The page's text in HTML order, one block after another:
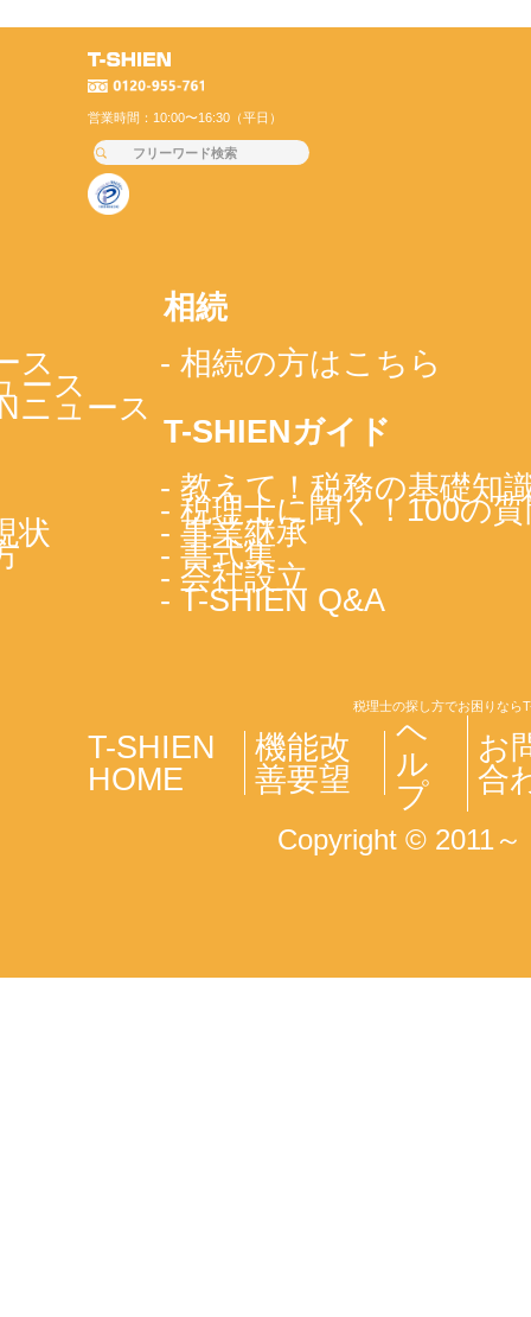
営業時間：10:00〜16:30（平日）
ス
ース
ニュース
状
相続
- 相続の方はこちら
T-SHIENガイド
- 教えて！税務の基礎知
- 税理士に聞く！100の
- 事業継承
- 書式集
- 会社設立
- T-SHIEN Q&A
税理士の探し方でお困りなら
T-SHIEN
HOME
機能改
善要望
ヘ
ル
プ
お
合
Copyright © 2011